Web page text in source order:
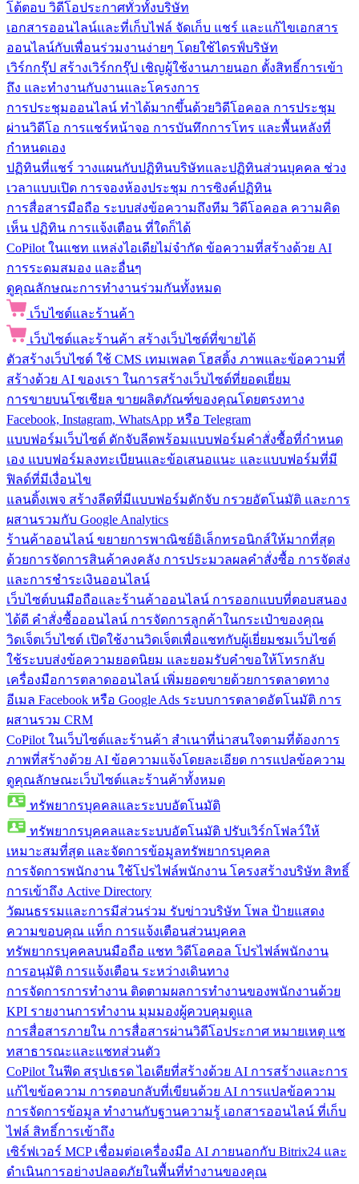
โต้ตอบ วิดีโอประกาศทั่วทั้งบริษัท
เอกสารออนไลน์และที่เก็บไฟล์ จัดเก็บ แชร์ และแก้ไขเอกสาร
ออนไลน์กับเพื่อนร่วมงานง่ายๆ โดยใช้ไดรฟ์บริษัท
เวิร์กกรุ๊ป สร้างเวิร์กกรุ๊ป เชิญผู้ใช้งานภายนอก ตั้งสิทธิ์การเข้า
ถึง และทำงานกับงานและโครงการ
การประชุมออนไลน์ ทำได้มากขึ้นด้วยวิดีโอคอล การประชุม
ผ่านวิดีโอ การแชร์หน้าจอ การบันทึกการโทร และพื้นหลังที่
กำหนดเอง
ปฏิทินที่แชร์ วางแผนกับปฏิทินบริษัทและปฏิทินส่วนบุคคล ช่วง
เวลาแบบเปิด การจองห้องประชุม การซิงค์ปฏิทิน
การสื่อสารมือถือ ระบบส่งข้อความถึงทีม วิดีโอคอล ความคิด
เห็น ปฏิทิน การแจ้งเตือน ที่ใดก็ได้
CoPilot ในแชท แหล่งไอเดียไม่จำกัด ข้อความที่สร้างด้วย AI
การระดมสมอง และอื่นๆ
ดูคุณลักษณะการทำงานร่วมกันทั้งหมด
เว็บไซต์และร้านค้า
เว็บไซต์และร้านค้า สร้างเว็บไซต์ที่ขายได้
ตัวสร้างเว็บไซต์ ใช้ CMS เทมเพลต โฮสติ้ง ภาพและข้อความที่
สร้างด้วย AI ของเรา ในการสร้างเว็บไซต์ที่ยอดเยี่ยม
การขายบนโซเชียล ขายผลิตภัณฑ์ของคุณโดยตรงทาง
Facebook, Instagram, WhatsApp หรือ Telegram
แบบฟอร์มเว็บไซต์ ดักจับลีดพร้อมแบบฟอร์มคำสั่งซื้อที่กำหนด
เอง แบบฟอร์มลงทะเบียนและข้อเสนอแนะ และแบบฟอร์มที่มี
ฟิลด์ที่มีเงื่อนไข
แลนดิ้งเพจ สร้างลีดที่มีแบบฟอร์มดักจับ กรวยอัตโนมัติ และการ
ผสานรวมกับ Google Analytics
ร้านค้าออนไลน์ ขยายการพาณิชย์อิเล็กทรอนิกส์ให้มากที่สุด
ด้วยการจัดการสินค้าคงคลัง การประมวลผลคำสั่งซื้อ การจัดส่ง
และการชำระเงินออนไลน์
เว็บไซต์บนมือถือและร้านค้าออนไลน์ การออกแบบที่ตอบสนอง
ได้ดี คำสั่งซื้อออนไลน์ การจัดการลูกค้าในกระเป๋าของคุณ
วิดเจ็ตเว็บไซต์ เปิดใช้งานวิดเจ็ตเพื่อแชทกับผู้เยี่ยมชมเว็บไซต์
ใช้ระบบส่งข้อความยอดนิยม และยอมรับคำขอให้โทรกลับ
เครื่องมือการตลาดออนไลน์ เพิ่มยอดขายด้วยการตลาดทาง
อีเมล Facebook หรือ Google Ads ระบบการตลาดอัตโนมัติ การ
ผสานรวม CRM
CoPilot ในเว็บไซต์และร้านค้า สำเนาที่น่าสนใจตามที่ต้องการ
ภาพที่สร้างด้วย AI ข้อความแจ้งโดยละเอียด การแปลข้อความ
ดูคุณลักษณะเว็บไซต์และร้านค้าทั้งหมด
ทรัพยากรบุคคลและระบบอัตโนมัติ
ทรัพยากรบุคคลและระบบอัตโนมัติ ปรับเวิร์กโฟลว์ให้
เหมาะสมที่สุด และจัดการข้อมูลทรัพยากรบุคคล
การจัดการพนักงาน ใช้โปรไฟล์พนักงาน โครงสร้างบริษัท สิทธิ์
การเข้าถึง Active Directory
วัฒนธรรมและการมีส่วนร่วม รับข่าวบริษัท โพล ป้ายแสดง
ความขอบคุณ แท็ก การแจ้งเตือนส่วนบุคคล
ทรัพยากรบุคคลบนมือถือ แชท วิดีโอคอล โปรไฟล์พนักงาน
การอนุมัติ การแจ้งเตือน ระหว่างเดินทาง
การจัดการการทำงาน ติดตามผลการทำงานของพนักงานด้วย
KPI รายงานการทำงาน มุมมองผู้ควบคุมดูแล
การสื่อสารภายใน การสื่อสารผ่านวิดีโอประกาศ หมายเหตุ แช
ทสาธารณะและแชทส่วนตัว
CoPilot ในฟีด สรุปเธรด ไอเดียที่สร้างด้วย AI การสร้างและการ
แก้ไขข้อความ การตอบกลับที่เขียนด้วย AI การแปลข้อความ
การจัดการข้อมูล ทำงานกับฐานความรู้ เอกสารออนไลน์ ที่เก็บ
ไฟล์ สิทธิ์การเข้าถึง
เซิร์ฟเวอร์ MCP เชื่อมต่อเครื่องมือ AI ภายนอกกับ Bitrix24 และ
ดำเนินการอย่างปลอดภัยในพื้นที่ทำงานของคุณ